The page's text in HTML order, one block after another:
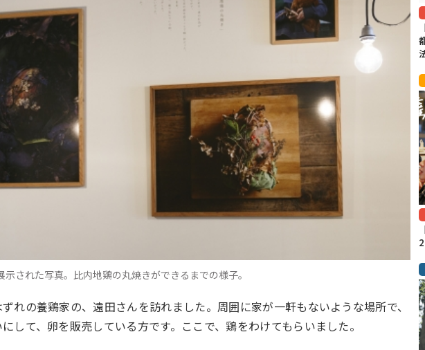
された写真。比内地鶏の丸焼きができるまでの様子。
れの養鶏家の、遠田さんを訪れました。周囲に家が一軒もないような場所で、
して、卵を販売している方です。ここで、鶏をわけてもらいました。